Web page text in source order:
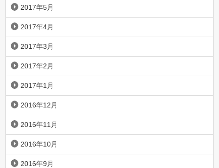
2017年5月
2017年4月
2017年3月
2017年2月
2017年1月
2016年12月
2016年11月
2016年10月
2016年9月